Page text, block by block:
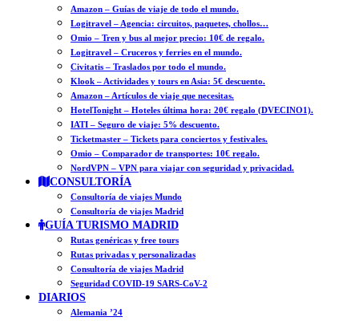
Amazon – Guías de viaje de todo el mundo.
Logitravel – Agencia: circuitos, paquetes, chollos…
Omio – Tren y bus al mejor precio: 10€ de regalo.
Logitravel – Cruceros y ferries en el mundo.
Civitatis – Traslados por todo el mundo.
Klook – Actividades y tours en Asia: 5€ descuento.
Amazon – Artículos de viaje que necesitas.
HotelTonight – Hoteles última hora: 20€ regalo (DVECINO1).
IATI – Seguro de viaje: 5% descuento.
Ticketmaster – Tickets para conciertos y festivales.
Omio – Comparador de transportes: 10€ regalo.
NordVPN – VPN para viajar con seguridad y privacidad.
CONSULTORÍA
Consultoría de viajes Mundo
Consultoría de viajes Madrid
GUÍA TURISMO MADRID
Rutas genéricas y free tours
Rutas privadas y personalizadas
Consultoría de viajes Madrid
Seguridad COVID-19 SARS-CoV-2
DIARIOS
Alemania ’24